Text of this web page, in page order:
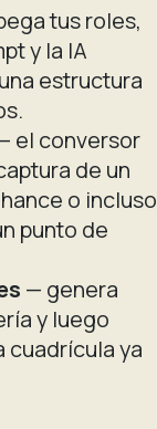
tus roles,
y la IA
estructura
el conversor
de un
o incluso
punto de
— genera
y luego
cuadrícula ya